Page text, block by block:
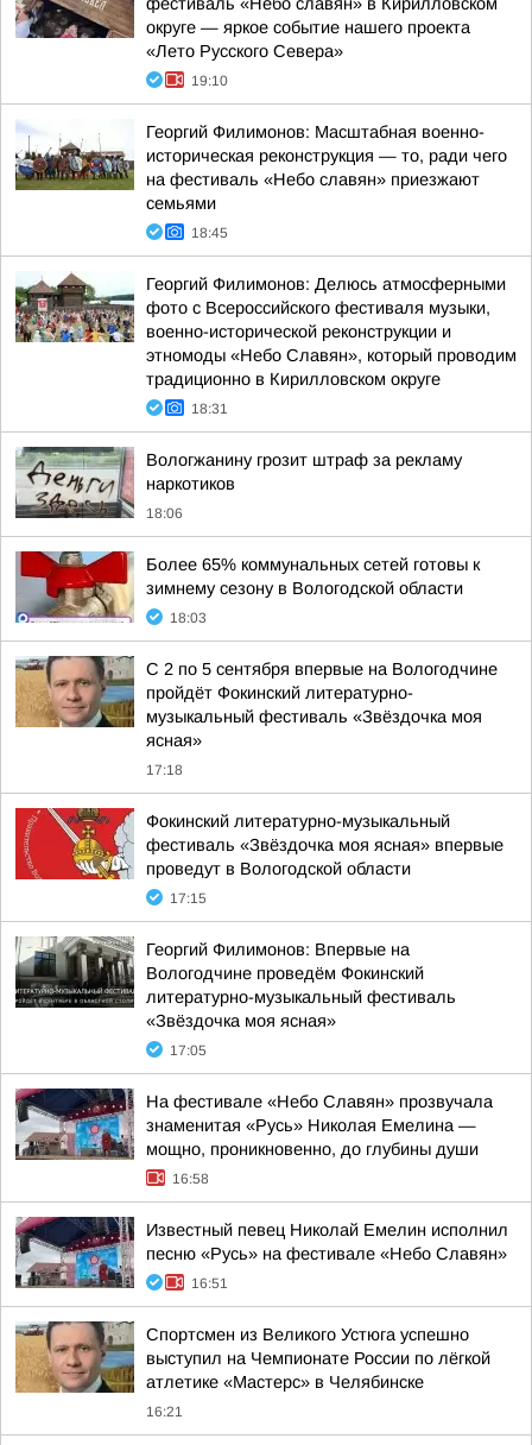
округе — яркое событие нашего проекта
«Лето Русского Севера»
19:10
Георгий Филимонов: Масштабная военно-
историческая реконструкция — то, ради чего
на фестиваль «Небо славян» приезжают
семьями
18:45
Георгий Филимонов: Делюсь атмосферными
фото с Всероссийского фестиваля музыки,
военно-исторической реконструкции и
этномоды «Небо Славян», который проводим
традиционно в Кирилловском округе
18:31
Вологжанину грозит штраф за рекламу
наркотиков
18:06
Более 65% коммунальных сетей готовы к
зимнему сезону в Вологодской области
18:03
С 2 по 5 сентября впервые на Вологодчине
пройдёт Фокинский литературно-
музыкальный фестиваль «Звёздочка моя
ясная»
17:18
Фокинский литературно-музыкальный
фестиваль «Звёздочка моя ясная» впервые
проведут в Вологодской области
17:15
Георгий Филимонов: Впервые на
Вологодчине проведём Фокинский
литературно-музыкальный фестиваль
«Звёздочка моя ясная»
17:05
На фестивале «Небо Славян» прозвучала
знаменитая «Русь» Николая Емелина —
мощно, проникновенно, до глубины души
16:58
Известный певец Николай Емелин исполнил
песню «Русь» на фестивале «Небо Славян»
16:51
Спортсмен из Великого Устюга успешно
выступил на Чемпионате России по лёгкой
атлетике «Мастерс» в Челябинске
16:21